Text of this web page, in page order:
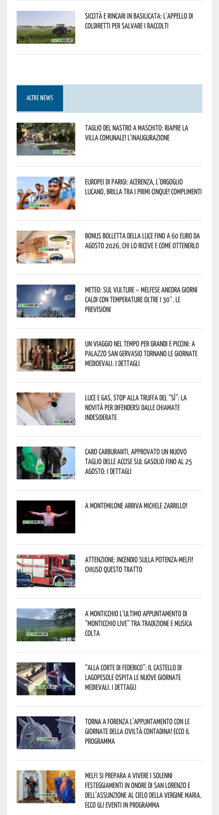
Siccità e rincari in Basilicata: l’appello di
Coldiretti per salvare i raccolti
ALTRE NEWS
Taglio del nastro a Maschito: riapre la
Villa Comunale! L’inaugurazione
Europei di Parigi: Acerenza, l’orgoglio
lucano, brilla tra i primi cinque! Complimenti
Bonus bolletta della luce fino a 60 euro da
agosto 2026, chi lo riceve e come ottenerlo
Meteo: sul Vulture – melfese ancora giorni
caldi con temperature oltre i 30°. Le
previsioni
Un viaggio nel tempo per grandi e piccini: a
Palazzo San Gervasio tornano le Giornate
Medioevali. I dettagli
Luce e gas, stop alla truffa del “Sì”: la
novità per difendersi dalle chiamate
indesiderate
Caro carburanti, approvato un nuovo
taglio delle accise sul gasolio fino al 25
agosto: i dettagli
A Montemilone arriva Michele Zarrillo!
Attenzione: incendio sulla Potenza-Melfi!
Chiuso questo tratto
A Monticchio l’ultimo appuntamento di
“Monticchio Live” tra tradizione e musica
colta
“Alla corte di Federico”: il Castello di
Lagopesole ospita le nuove Giornate
Medievali. I dettagli
Torna a Forenza l’appuntamento con le
Giornate della Civiltà Contadina! Ecco il
programma
Melfi si prepara a vivere i solenni
festeggiamenti in onore di San Lorenzo e
dell’assunzione al cielo della Vergine Maria.
Ecco gli eventi in programma